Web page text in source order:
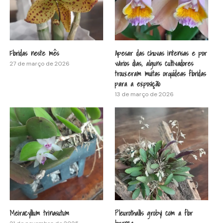
Floridas neste mês
27 de março de 2026
Apesar das chuvas intensas e por
vários dias, alguns cultivadores
trouxeram muitas orquídeas floridas
para a exposição
13 de março de 2026
Meiracyllium trinasutum
Pleurothallis grobyi com a flor